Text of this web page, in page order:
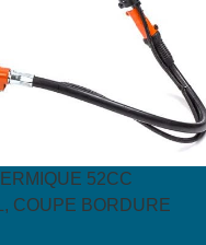
52CC
COUPE BORDURE